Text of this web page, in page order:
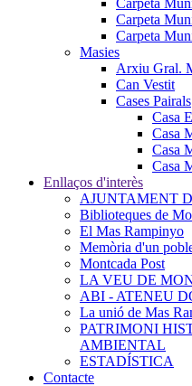
Carpeta
Carpeta
Carpeta
Masies
Arxiu Gral.
Can Vestit
Cases Pairals
Casa
Casa
Casa
Casa
Enllaços d'interès
AJUNTAMENT
Biblioteques de
El Mas Rampinyo
Memòria d'un
Montcada Post
LA VEU DE
ABI - ATENEU
La unió de Mas
PATRIMONI
AMBIENTAL
ESTADÍSTICA
Contacte